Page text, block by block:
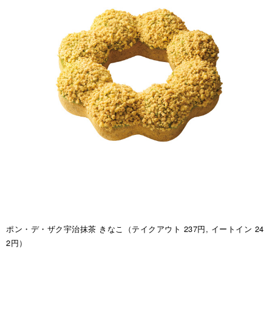
ポン・デ・ザク宇治抹茶 きなこ（テイクアウト 237円, イートイン 24
2円）